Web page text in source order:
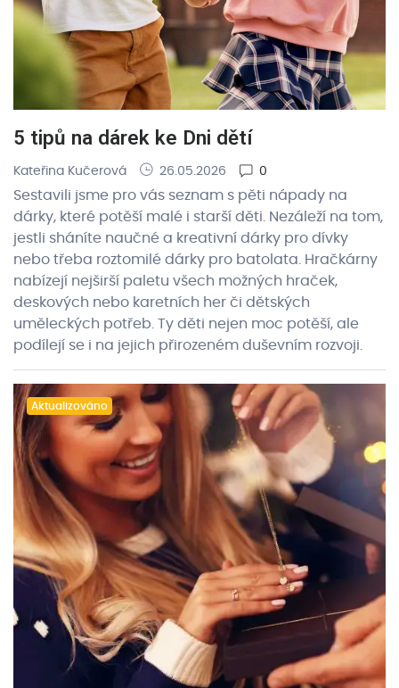
5 tipů na dárek ke Dni dětí
Kateřina Kučerová 26.05.2026 0
Sestavili jsme pro vás seznam s pěti nápady na
dárky, které potěší malé i starší děti. Nezáleží na tom,
jestli sháníte naučné a kreativní dárky pro dívky
nebo třeba roztomilé dárky pro batolata. Hračkárny
nabízejí nejširší paletu všech možných hraček,
deskových nebo karetních her či dětských
uměleckých potřeb. Ty děti nejen moc potěší, ale
podílejí se i na jejich přirozeném duševním rozvoji.
Aktualizováno